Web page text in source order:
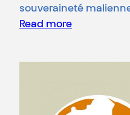
souveraineté
Read more